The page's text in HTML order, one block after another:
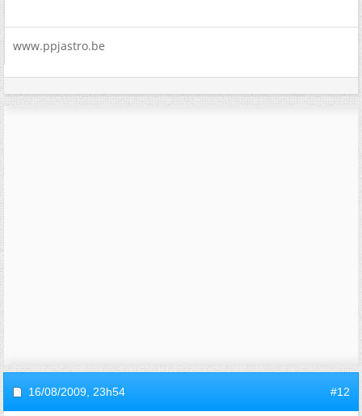
www.ppjastro.be
16/08/2009, 23h54 #12